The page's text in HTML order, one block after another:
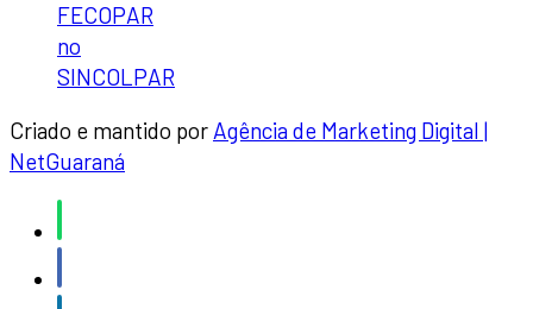
FECOPAR
no
SINCOLPAR
Criado e mantido por Agência de Marketing Digital |
NetGuaraná